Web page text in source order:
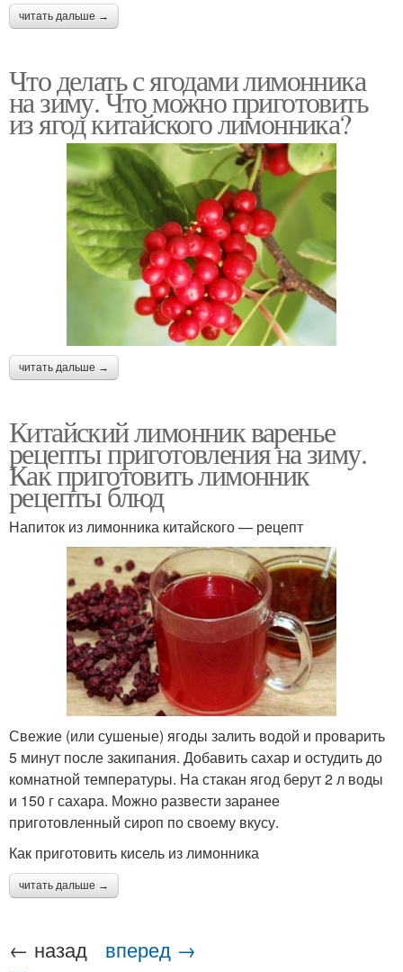
читать дальше →
Что делать с ягодами лимонника
на зиму. Что можно приготовить
из ягод китайского лимонника?
читать дальше →
Китайский лимонник варенье
рецепты приготовления на зиму.
Как приготовить лимонник
рецепты блюд
Напиток из лимонника китайского — рецепт
Свежие (или сушеные) ягоды залить водой и проварить
5 минут после закипания. Добавить сахар и остудить до
комнатной температуры. На стакан ягод берут 2 л воды
и 150 г сахара. Можно развести заранее
приготовленный сироп по своему вкусу.
Как приготовить кисель из лимонника
читать дальше →
← назад вперед →